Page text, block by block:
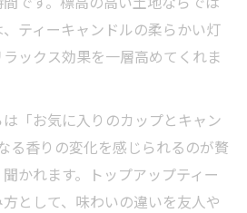
ティーキャンドルの柔らかい灯
ックス効果を一層高めてくれま
「お気に入りのカップとキャン
る香りの変化を感じられるのが贅
かれます。トップアップティー
として、味わいの違いを友人や